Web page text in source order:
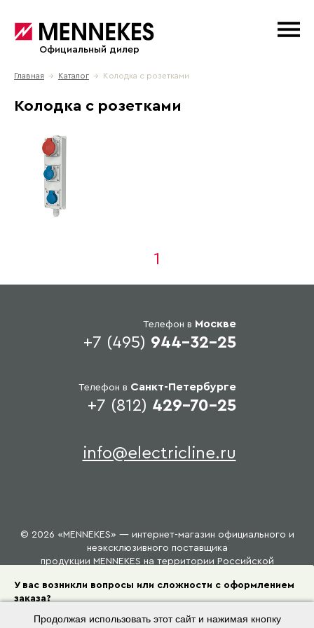
Официальный дилер
Главная → Каталог → Колодка с розетками
Колодка с розетками
1
Телефон в Москве
+7 (495) 944-32-25
Телефон в Санкт-Петербурге
+7 (812) 429-70-25
info@electricline.ru
© 2026 «MENNEKES» — интернет-магазин официального и
неэксклюзивного поставщика
продукции MENNEKES на территории Российской
Условия использования
У вас возникли вопросы или сложности с оформлением
заказа?
Пришлите на emailсписок требуемого оборудования и мы с
Продолжая использовать этот сайт и нажимая кнопку